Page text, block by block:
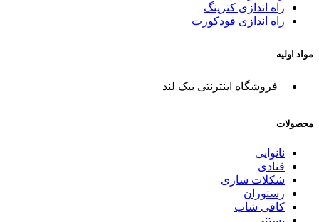
راه اندازی کترینگ
راه اندازی فودکورت
مواد اولیه
فروشگاه اینترنتی بیک لند
محصولات
نانوایی
قنادی
شکلات سازی
رستوران
کافی شاپ